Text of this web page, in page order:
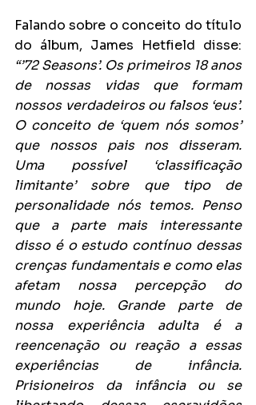
Falando sobre o conceito do título
“’72 Seasons’. Os primeiros 18 anos
de nossas vidas que formam
nossos verdadeiros ou falsos ‘eus’.
O conceito de ‘quem nós somos’
que nossos pais nos disseram.
Uma possível ‘classificação
limitante’ sobre que tipo de
personalidade nós temos. Penso
que a parte mais interessante
disso é o estudo contínuo dessas
crenças fundamentais e como elas
afetam nossa percepção do
mundo hoje. Grande parte de
nossa experiência adulta é a
reencenação ou reação a essas
experiências de infância.
Prisioneiros da infância ou se